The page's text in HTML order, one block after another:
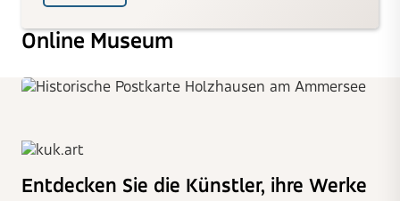
Online Museum
Entdecken Sie die Künstler, ihre Werke